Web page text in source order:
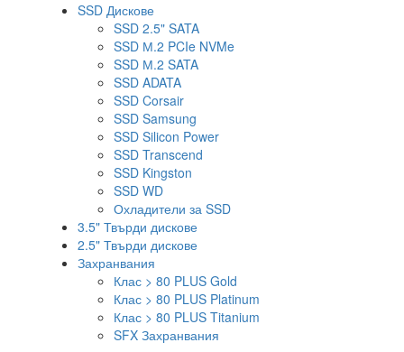
SSD Дискове
SSD 2.5" SATA
SSD М.2 PCIe NVMe
SSD М.2 SATA
SSD ADATA
SSD Corsair
SSD Samsung
SSD Silicon Power
SSD Transcend
SSD Kingston
SSD WD
Охладители за SSD
3.5" Твърди дискове
2.5" Твърди дискове
Захранвания
Клас > 80 PLUS Gold
Клас > 80 PLUS Platinum
Клас > 80 PLUS Titanium
SFX Захранвания